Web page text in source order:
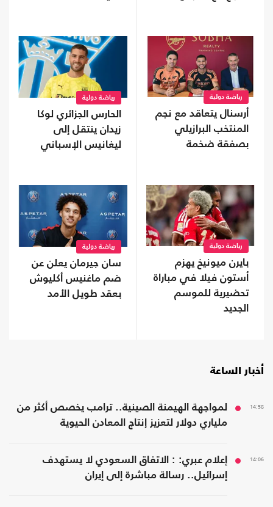
رياضة دولية
أرسنال يتعاقد مع نجم
المنتخب البرازيلي
بصفقة ضخمة
رياضة دولية
الحارس الجزائري لوكا
زيدان ينتقل إلى
ليغانيس الإسباني
رياضة دولية
بايرن ميونيخ يهزم
أستون فيلا في مباراة
تحضيرية للموسم
الجديد
رياضة دولية
سان جيرمان يعلن عن
ضم ماغنيس أكليوش
بعقد طويل الأمد
أخبار الساعة
14:58
لمواجهة الهيمنة الصينية.. ترامب يخصص أكثر من
ملياري دولار لتعزيز إنتاج المعادن الحيوية
14:06
إعلام عبري: : الاتفاق السعودي لا يستهدف
إسرائيل.. رسالة مباشرة إلى إيران